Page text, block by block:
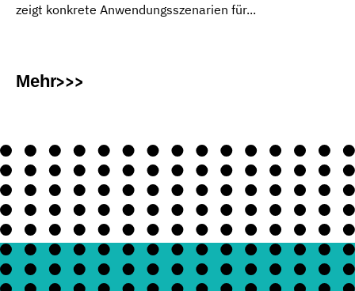
zeigt konkrete Anwendungsszenarien für...
Mehr